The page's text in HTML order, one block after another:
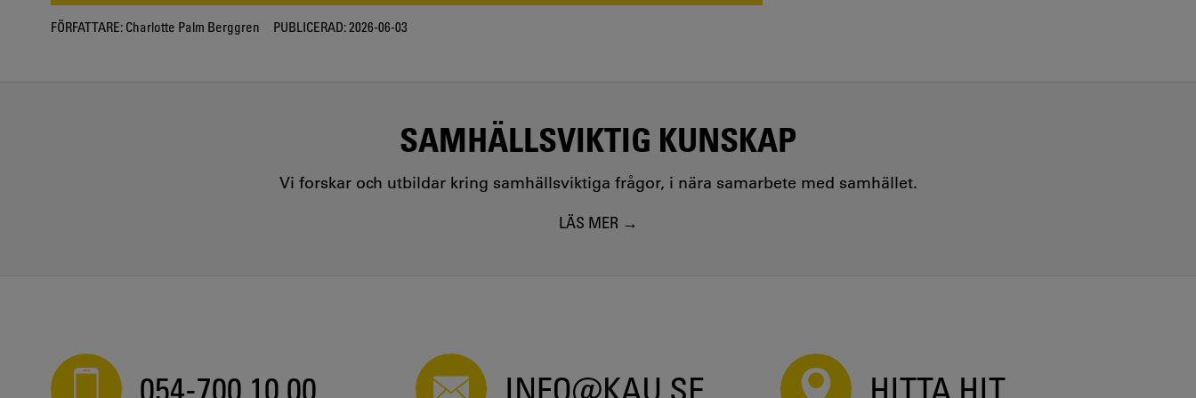
FÖRFATTARE: Charlotte Palm Berggren PUBLICERAD:2026-06-03
SAMHÄLLSVIKTIG KUNSKAP
Vi forskar och utbildar kring samhällsviktiga frågor, i nära samarbete med samhället.
LÄS MER
054-700 10 00 INFO@KAU.SE HITTA HIT